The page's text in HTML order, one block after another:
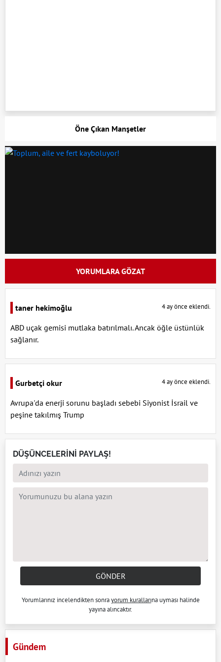
Öne Çıkan Manşetler
YORUMLARA GÖZAT
taner hekimoğlu 4 ay önce eklendi.
ABD uçak gemisi mutlaka batırılmalı. Ancak öğle üstünlük
sağlanır.
Gurbetçi okur 4 ay önce eklendi.
Avrupa'da enerji sorunu başladı sebebi Siyonist İsrail ve
peşine takılmış Trump
DÜŞÜNCELERİNİ PAYLAŞ!
GÖNDER
Yorumlarınız incelendikten sonrayorum kurallarına uyması halinde
yayına alıncaktır.
Gündem